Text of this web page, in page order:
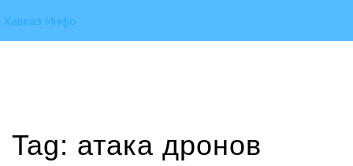
Кавказ Инфо
Tag: атака дронов